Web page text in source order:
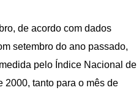
de acordo com dados
setembro do ano passado,
pelo Índice Nacional de
2000, tanto para o mês de